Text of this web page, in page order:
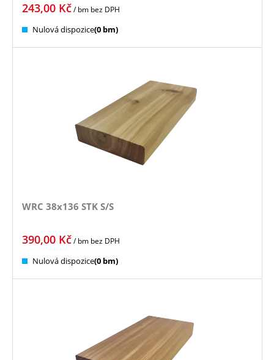
243,00 Kč/ bm bez DPH
Nulová dispozice(0 bm)
WRC 38x136 STK S/S
390,00 Kč/ bm bez DPH
Nulová dispozice(0 bm)